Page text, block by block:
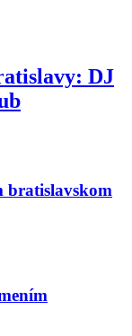
DJ
bratislavskom